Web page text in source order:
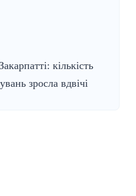
кількість
зросла вдвічі